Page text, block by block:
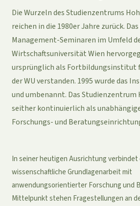
Die Wurzeln des Studienzentrums
reichen in die 1980er Jahre zurück.
Management-Seminaren im Umfeld
Wirtschaftsuniversität Wien
ursprünglich als Fortbildungsinstitut
der WU verstanden. 1995 wurde das
und umbenannt. Das Studienzentrum
seither kontinuierlich als
Forschungs- und
In seiner heutigen Ausrichtung verbindet
wissenschaftliche Grundlagenarbeit mit
anwendungsorientierter Forschung und
Mittelpunkt stehen Fragestellungen an